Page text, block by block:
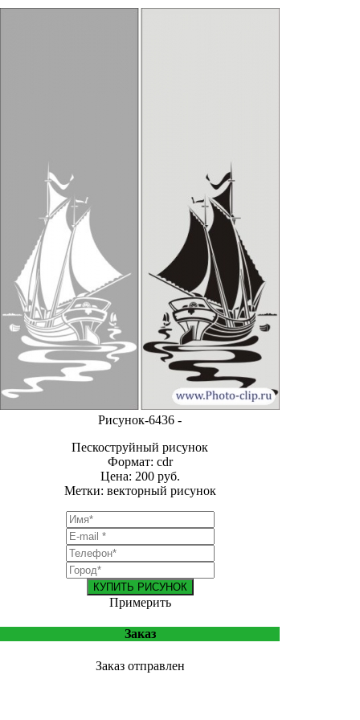
Рисунок-6436 -
Пескоструйный рисунок
Формат: cdr
Цена: 200 руб.
Метки: векторный рисунок
КУПИТЬ РИСУНОК
Примерить
Заказ
Заказ отправлен